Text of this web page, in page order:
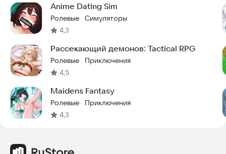
Anime Dating Sim
Ролевые · Симуляторы
4,3
Рассекающий демонов: Tactical RPG
Ролевые · Приключения
4,5
Maidens Fantasy
Ролевые · Приключения
4,3